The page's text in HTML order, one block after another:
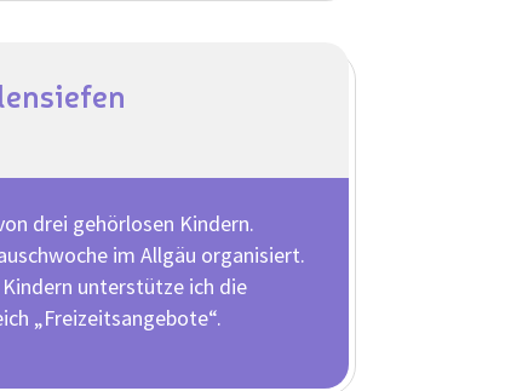
drei gehörlosen Kindern.
im Allgäu organisiert.
unterstütze ich die
„Freizeitsangebote“.